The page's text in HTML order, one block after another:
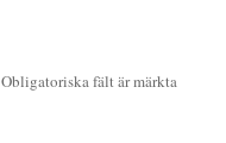
Obligatoriska fält är märkta